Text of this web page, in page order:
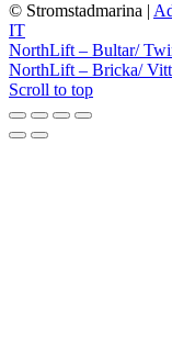
© Stromstadmarina |
IT
NorthLift – Bultar/
NorthLift – Bricka/
Scroll to top